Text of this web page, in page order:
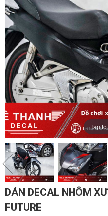
Tap
DÁN DECAL NHÔM
FUTURE